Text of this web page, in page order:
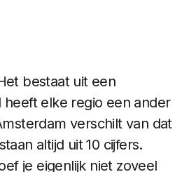
bestaat uit een
elke regio een ander
verschilt van dat
altijd uit 10 cijfers.
je eigenlijk niet zoveel